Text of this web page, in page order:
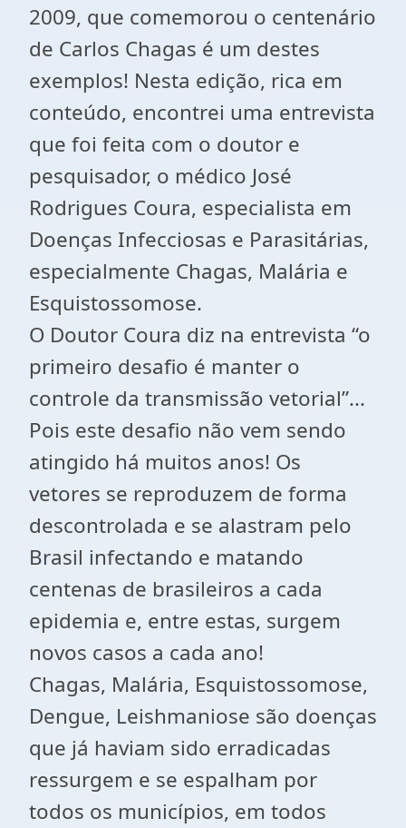
2009, que comemorou o centenário
de Carlos Chagas é um destes
exemplos! Nesta edição, rica em
conteúdo, encontrei uma entrevista
que foi feita com o doutor e
pesquisador, o médico José
Rodrigues Coura, especialista em
Doenças Infecciosas e Parasitárias,
especialmente Chagas, Malária e
Esquistossomose.
O Doutor Coura diz na entrevista “o
primeiro desafio é manter o
controle da transmissão vetorial”...
Pois este desafio não vem sendo
atingido há muitos anos! Os
vetores se reproduzem de forma
descontrolada e se alastram pelo
Brasil infectando e matando
centenas de brasileiros a cada
epidemia e, entre estas, surgem
novos casos a cada ano!
Chagas, Malária, Esquistossomose,
Dengue, Leishmaniose são doenças
que já haviam sido erradicadas
ressurgem e se espalham por
todos os municípios, em todos